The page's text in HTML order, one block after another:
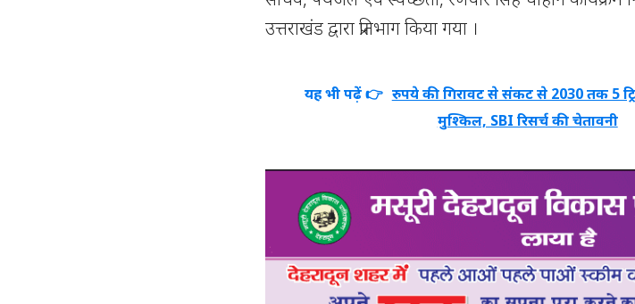
उत्तराखंड द्वारा प्रतिभाग किया गया ।
यह भी पढ़ें 👉 रुपये की गिरावट से संकट से 2030 तक 5
मुश्किल, SBI रिसर्च की चेतावनी